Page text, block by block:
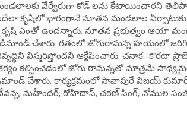
మండలాలకు వేర్వేరుగా కోడ్ లను కేటాయించారని
కృషిలో భాగంగానే.నూతన మండలాల
ఎంతో ఉందన్నారు. నూతన ప్రభుత్వం ఆయా
చేశారు. గతంలో జోగురామన్న హయంలో జరిగిన
విస్మరిస్తోందని ఆక్షేపించారు. చనాక -కొరటా
కల్పించడంలో జోగు రామన్నతో మాత్రమే
చేశారు. కార్యక్రమంలో సావాపురే విజయ్ కుమార్,
మహేందర్, రోహిదాస్, చరణ్ సింగ్, నోముల